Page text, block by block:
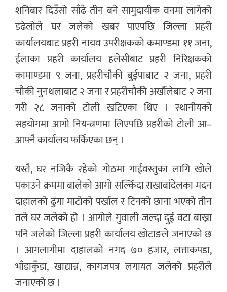
शनिबार दिउँसो साँढे तीन बने सामुदायीक वनमा लागेको
डढेलोले घर जलेको खबर पाएपछि जिल्ला प्रहरी
कार्यालयबाट प्रहरी नायव उपरीक्षकको कमाण्डमा ११ जना,
ईलाका प्रहरी कार्यालय हलेसीबाट प्रहरी निरिक्षकको
कामाण्डमा ९ जना, प्रहरीचौकी बुईपाबाट २ जना, प्रहरी
चौकी नुनथलाबाट २ जना र प्रहरीचौकी अर्खौलेबाट २ जना
गरी २८ जनाको टोली खटिएका थिए । स्थानीयको
सहयोगमा आगो नियन्त्रणमा लिएपछि प्रहरीको टोली आ–
आफ्नै कार्यालय फर्किएका छन् ।
यस्तै, घर नजिकै रहेको गोठमा गाईवस्तुका लागि खोले
पकाउने क्रममा बालेको आगो सल्किँदा राखाबांदेलका मदन
दाहालको ढुंगा माटोको पर्खाल र टिनको छाना भएको तीन
तले घर जलेको हो । आगोले गुवाली जल्दा दुई वटा बाख्रा
पनि जलेको जिल्ला प्रहरी कार्यालय खोटाङले जनाएको छ
। आगलागीमा दाहालको नगद ७० हजार, लत्ताकपडा,
भाँडाकुँडा, खाद्यान्न, कागजपत्र लगायत जलेको प्रहरीले
जनाएको छ ।